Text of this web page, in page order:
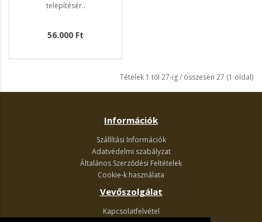
telepítésér..
56.000 Ft
Tételek 1 től 27-ig / összesen 27 (1 oldal)
Információk
Szállítási Információk
Adatvédelmi szabályzat
Általános Szerződési Feltételek
Cookie-k használata
Vevőszolgálat
Kapcsolatfelvétel